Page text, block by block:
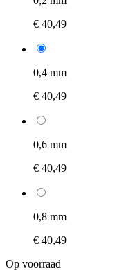
€ 40,49
0,4 mm
€ 40,49
0,6 mm
€ 40,49
0,8 mm
€ 40,49
Op voorraad